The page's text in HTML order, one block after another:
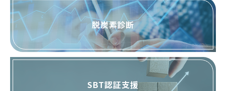
脱炭素診断
SBT認証支援